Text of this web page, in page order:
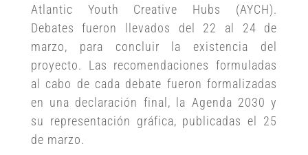
Atlantic Youth Creative Hubs (AYCH).
Debates fueron llevados del 22 al 24 de
marzo, para concluir la existencia del
proyecto. Las recomendaciones formuladas
al cabo de cada debate fueron formalizadas
en una declaración final, la Agenda 2030 y
su representación gráfica, publicadas el 25
de marzo.